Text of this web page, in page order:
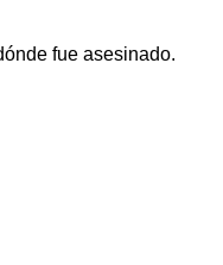
fue asesinado.